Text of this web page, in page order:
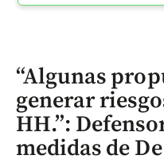
“Algunas
generar
HH.”:
medidas de